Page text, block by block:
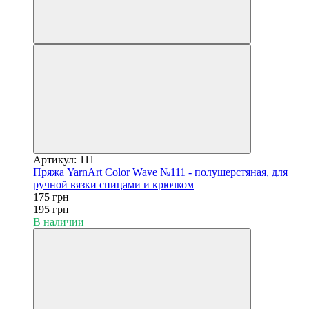
Артикул: 111
Пряжа YarnArt Color Wave №111 - полушерстяная, для
ручной вязки спицами и крючком
175 грн
195 грн
В наличии